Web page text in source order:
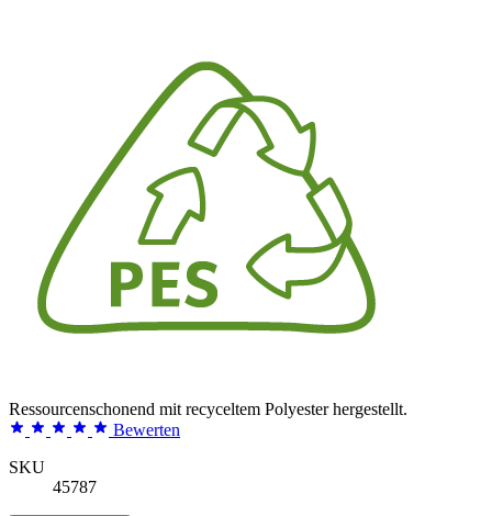
Ressourcenschonend mit recyceltem Polyester hergestellt.
Bewerten
SKU
45787